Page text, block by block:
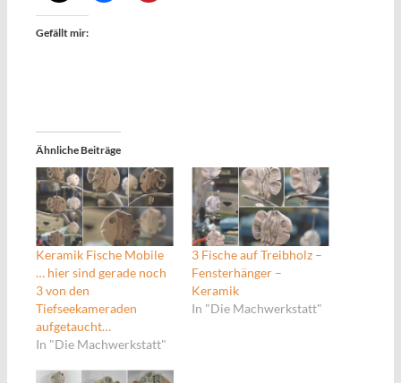
Gefällt mir:
Ähnliche Beiträge
Keramik Fische Mobile
… hier sind gerade noch
3 von den
Tiefseekameraden
aufgetaucht…
In "Die Machwerkstatt"
3 Fische auf Treibholz –
Fensterhänger –
Keramik
In "Die Machwerkstatt"